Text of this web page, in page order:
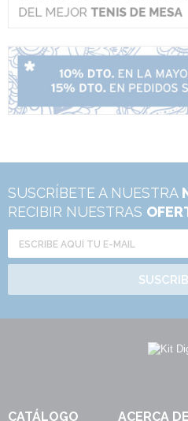
SUSCRÍBETE A NUESTRA
RECIBIR NUESTRAS
CATÁLOGO ACERCA